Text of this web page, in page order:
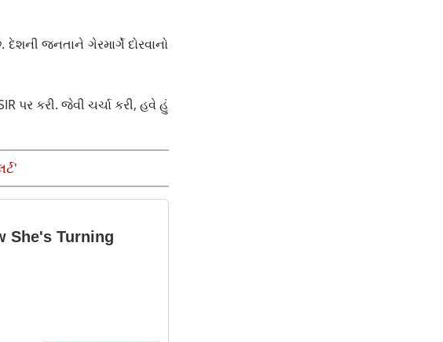
જનતાને ગેરમાર્ગે દોરવાનો
પર કરી. જેવી ચર્ચા કરી, હવે હું